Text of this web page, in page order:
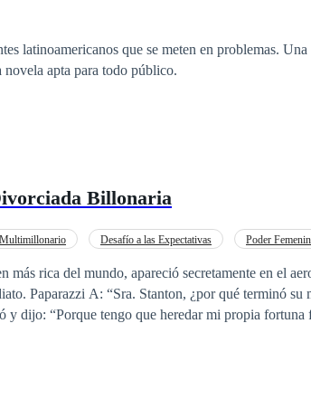
latinoamericanos que se meten en problemas.
apta para todo público.
Billonaria
Multimillonario Desafío a las Expectativas Poder
más rica del mundo, apareció secretamente en el
Paparazzi A: “Sra. Stanton, ¿por qué terminó su
y dijo: “Porque tengo que heredar mi propia
multimillonaria pudiera hablar, una voz seria llegó